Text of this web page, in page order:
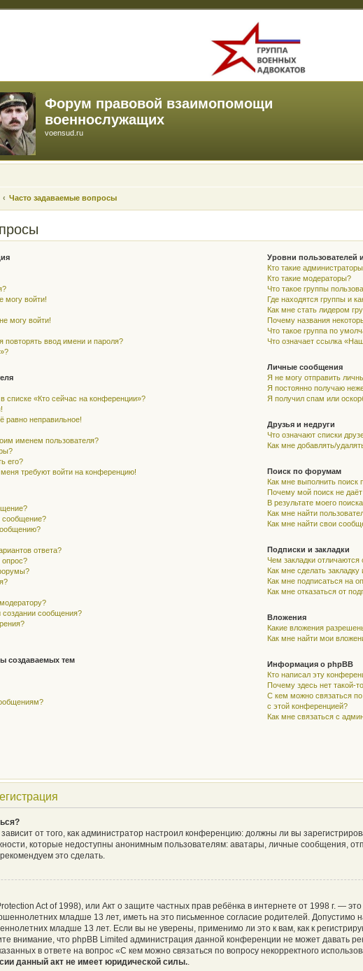
Форум правовой взаимопомощи
военнослужащих
voensud.ru
Часто задаваемые вопросы
могу войти!
могу войти!
повторять ввод имени и пароля?
списке «Кто сейчас на конференции»?
равно неправильное!
именем пользователя?
его?
требуют войти на конференцию!
сообщение?
ответа?
опрос?
создании сообщения?
создаваемых тем
Уровни пользователей
Кто такие
Кто такие модераторы?
Что такое группы
Где находятся группы и
Как мне стать лидером
Почему названия
Что такое группа по
Что означает ссылка
Личные сообщения
Я не могу отправить
Я постоянно получаю
Я получил спам или
Друзья и недруги
Что означают списки
Как мне добавлять/
Поиск по форумам
Как мне выполнить
Почему мой поиск не даёт
В результате моего
Как мне найти
Как мне найти свои
Подписки и закладки
Чем закладки отличаются
Как мне сделать
Как мне подписаться на
Как мне отказаться от
Вложения
Какие вложения
Как мне найти мои
Информация о phpBB
Кто написал эту
Почему здесь нет такой-
С кем можно связаться по
с этой конференцией?
Как мне связаться с
от того, как администратор настроил конференцию: должны ли вы
которые недоступны анонимным пользователям: аватары, личные сообщения,
это сделать.
Act of 1998), или Акт о защите частных прав ребёнка в интернете от 1998 г. —
младше 13 лет, иметь на это письменное согласие родителей. Допустимо
младше 13 лет. Если вы не уверены, применимо ли это к вам, как к
внимание, что phpBB Limited администрация данной конференции не может давать
в ответе на вопрос «С кем можно связаться по вопросу некорректного
данный акт не имеет юридической силы..